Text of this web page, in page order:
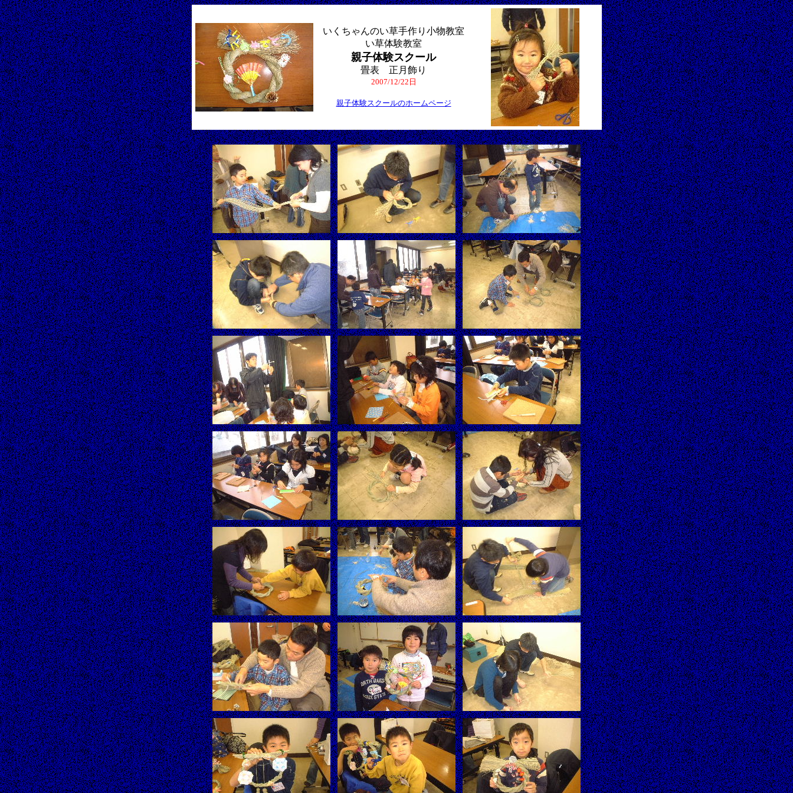
いくちゃんのい草手作り小物教室
い草体験教室
親子体験スクール
畳表 正月飾り
2007/12/22日
親子体験スクールのホームページ